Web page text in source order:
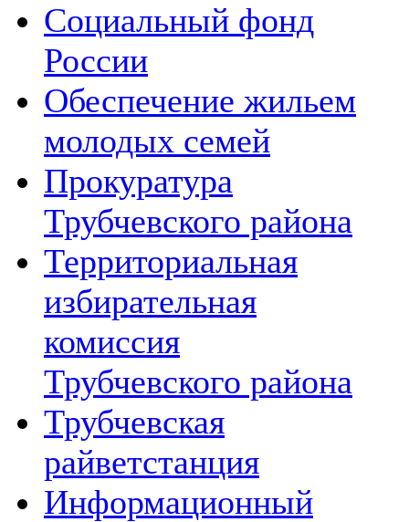
Социальный фонд
России
Обеспечение жильем
молодых семей
Прокуратура
Трубчевского района
Территориальная
избирательная
комиссия
Трубчевского района
Трубчевская
райветстанция
Информационный